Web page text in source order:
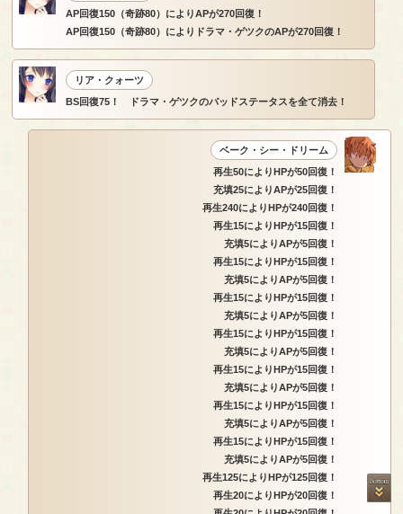
AP回復150（奇跡80）によりAPが270回復！
AP回復150（奇跡80）によりドラマ・ゲツクのAPが270回復！
リア・クォーツ
BS回復75！ ドラマ・ゲツクのバッドステータスを全て消去！
ベーク・シー・ドリーム
再生50によりHPが50回復！
充填25によりAPが25回復！
再生240によりHPが240回復！
再生15によりHPが15回復！
充填5によりAPが5回復！
再生15によりHPが15回復！
充填5によりAPが5回復！
再生15によりHPが15回復！
充填5によりAPが5回復！
再生15によりHPが15回復！
充填5によりAPが5回復！
再生15によりHPが15回復！
充填5によりAPが5回復！
再生15によりHPが15回復！
充填5によりAPが5回復！
再生15によりHPが15回復！
充填5によりAPが5回復！
再生125によりHPが125回復！
再生20によりHPが20回復！